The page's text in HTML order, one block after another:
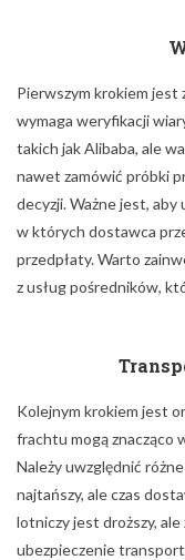
Pierwszym krokiem jest
wymaga weryfikacji
takich jak Alibaba, ale
nawet zamówić próbki
decyzji. Ważne jest,
w których dostawca
przedpłaty. Warto
z usług pośredników,
Kolejnym krokiem jest
frachtu mogą znacząco
Należy uwzględnić
najtańszy, ale czas
lotniczy jest droższy,
ubezpieczenie